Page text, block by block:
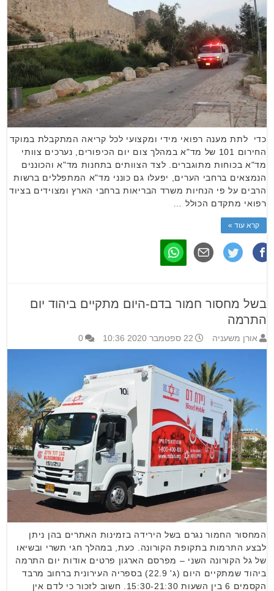
כדי לתת מענה רפואי מידי ומקצועי לכל קריאה המתקבלת במוקד
החירום 101 של מד"א במהלך צום יום הכיפורים, נערכים צוותי
מד"א בכוחות מתוגברים. לצד הצוותים בתחנות מד"א והכוננים
הנמצאים ברחבי הערים, יפעלו גם כונני מד"א המתפללים ברשות
הרבים על פי הנחיות משרד הבריאות ברחבי הארץ ומצוידים בציוד
רפואי מתקדם הכולל …
קרא עוד »
בשל מחסור חמור בדם-היום מתקיים ביהוד יום
התרמה
אורן משעניה 22 ספטמבר 2020 10:36 0
המחסור החמור נגרם בשל הירידה בזמינות האתרים בהן ניתן
לבצע התרמות בתקופת הקורונה. כעת, במהלך חגי תשרי ובשיאו
של גל הקורונה השני – מפרסם הארגון פרטים אודות יום התרמה
ביהוד שמתקיים היום (ג' 22.9) בספריה העירונית ברחוב מרבד
הקסמים 6 בין השעות 15:30-21:30. חשוב לזכור כי לדם אין